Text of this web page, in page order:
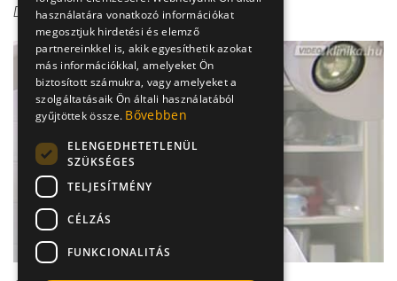
Dr. Szlávik János
használatára vonatkozó információkat
megosztjuk hirdetési és elemző
partnereinkkel is, akik egyesíthetik azokat
más információkkal, amelyeket Ön
biztosított számukra, vagy amelyeket a
szolgáltatásaik Ön általi használatából
gyűjtöttek össze. Bővebben
ELENGEDHETETLENÜL
SZÜKSÉGES
TELJESÍTMÉNY
CÉLZÁS
FUNKCIONALITÁS